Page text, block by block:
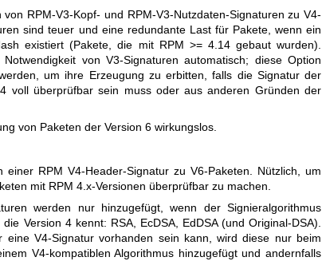
RPM-V3-Kopf- und RPM-V3-Nutzdaten-Signaturen zu V4-
sind teuer und eine redundante Last für Pakete, wenn ein
existiert (Pakete, die mit RPM >= 4.14 gebaut wurden).
von V3-Signaturen automatisch; diese Option
um ihre Erzeugung zu erbitten, falls die Signatur der
voll überprüfbar sein muss oder aus anderen Gründen der
von Paketen der Version 6 wirkungslos.
einer RPM V4-Header-Signatur zu V6-Paketen. Nützlich, um
mit RPM 4.x-Versionen überprüfbar zu machen.
werden nur hinzugefügt, wenn der Signieralgorithmus
Version 4 kennt: RSA, EcDSA, EdDSA (und Original-DSA).
eine V4-Signatur vorhanden sein kann, wird diese nur beim
V4-kompatiblen Algorithmus hinzugefügt und andernfalls